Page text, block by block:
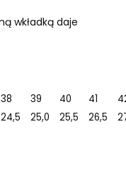
wkładką daje
38 39 40 41
24,5 25,0 25,5 26,5